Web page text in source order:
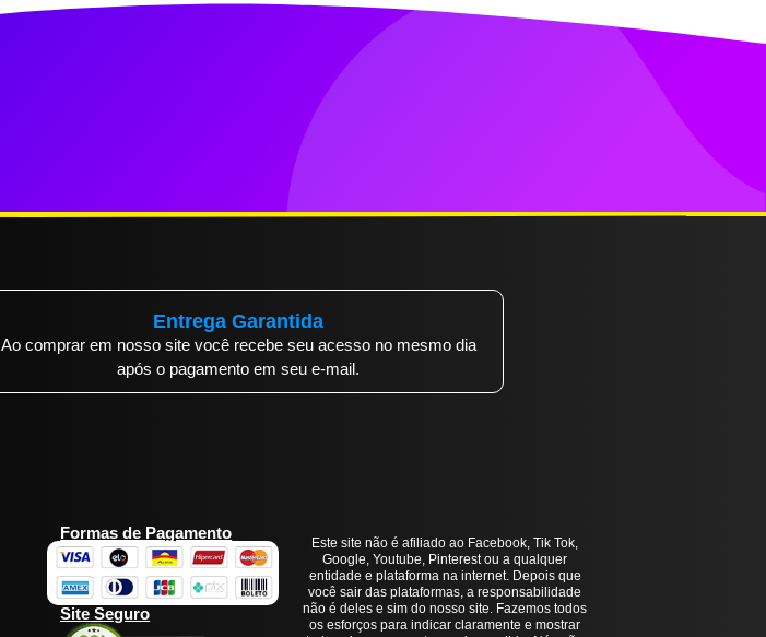
Entrega Garantida
Ao comprar em nosso site você recebe seu acesso no mesmo dia
após o pagamento em seu e-mail.
Formas de Pagamento
Site Seguro
Este site não é afiliado ao Facebook, Tik Tok,
Google, Youtube, Pinterest ou a qualquer
entidade e plataforma na internet. Depois que
você sair das plataformas, a responsabilidade
não é deles e sim do nosso site. Fazemos todos
os esforços para indicar claramente e mostrar